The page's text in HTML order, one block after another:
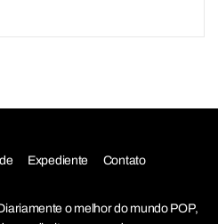
Expediente Contato
o melhor do mundo POP,